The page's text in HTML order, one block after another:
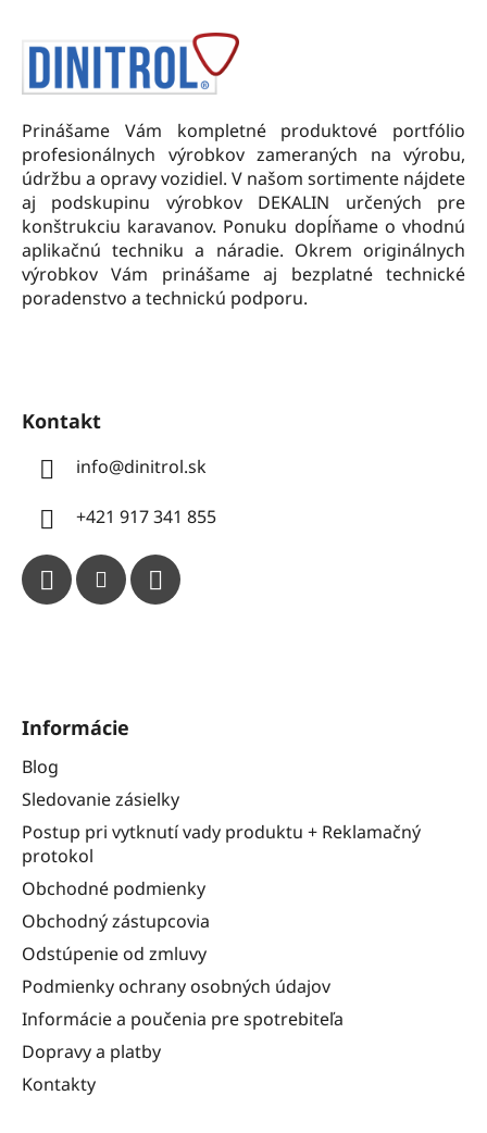
Prinášame Vám kompletné produktové portfólio
profesionálnych výrobkov zameraných na výrobu,
údržbu a opravy vozidiel. V našom sortimente nájdete
aj podskupinu výrobkov DEKALIN určených pre
konštrukciu karavanov. Ponuku dopĺňame o vhodnú
aplikačnú techniku a náradie. Okrem originálnych
výrobkov Vám prinášame aj bezplatné technické
poradenstvo a technickú podporu.
Kontakt
info@dinitrol.sk
+421 917 341 855
Informácie
Blog
Sledovanie zásielky
Postup pri vytknutí vady produktu + Reklamačný
protokol
Obchodné podmienky
Obchodný zástupcovia
Odstúpenie od zmluvy
Podmienky ochrany osobných údajov
Informácie a poučenia pre spotrebiteľa
Dopravy a platby
Kontakty